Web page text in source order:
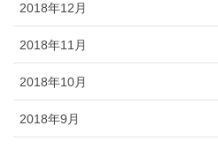
2018年12月
2018年11月
2018年10月
2018年9月